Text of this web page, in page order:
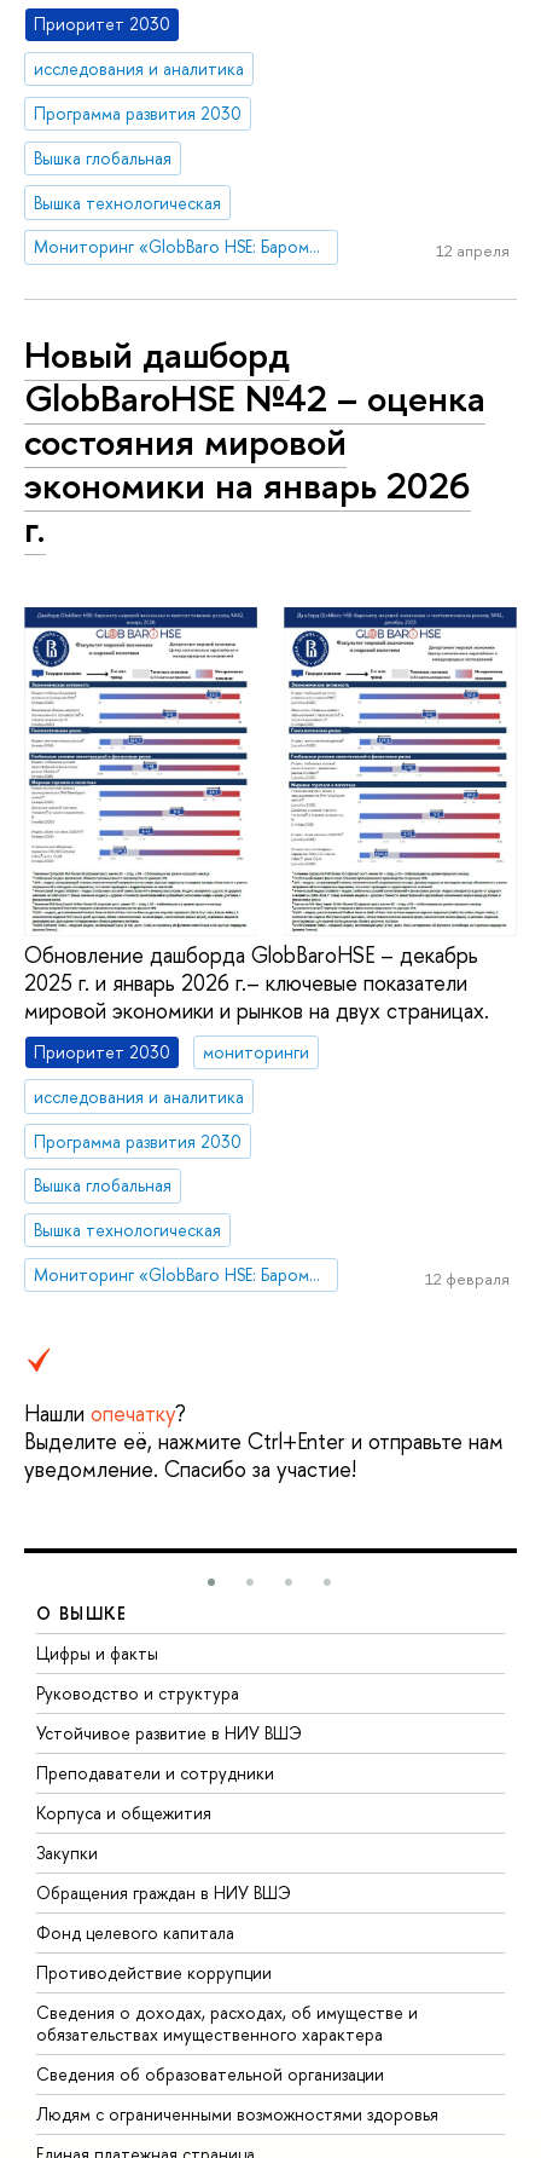
Приоритет 2030
исследования и аналитика
Программа развития 2030
Вышка глобальная
Вышка технологическая
Мониторинг «GlobBaro HSE: Барометр мировой экономики»
12 апреля
Новый дашборд
GlobBaroHSE №42 – оценка
состояния мировой
экономики на январь 2026
г.
Обновление дашборда GlobBaroHSE – декабрь
2025 г. и январь 2026 г.– ключевые показатели
мировой экономики и рынков на двух страницах.
Приоритет 2030
мониторинги
исследования и аналитика
Программа развития 2030
Вышка глобальная
Вышка технологическая
Мониторинг «GlobBaro HSE: Барометр мировой экономики»
12 февраля
Нашли опечатку?
Выделите её, нажмите Ctrl+Enter и отправьте нам
уведомление. Спасибо за участие!
О ВЫШКЕ
Цифры и факты
Руководство и структура
Устойчивое развитие в НИУ ВШЭ
Преподаватели и сотрудники
Корпуса и общежития
Закупки
Обращения граждан в НИУ ВШЭ
Фонд целевого капитала
Противодействие коррупции
Сведения о доходах, расходах, об имуществе и
обязательствах имущественного характера
Сведения об образовательной организации
Людям с ограниченными возможностями здоровья